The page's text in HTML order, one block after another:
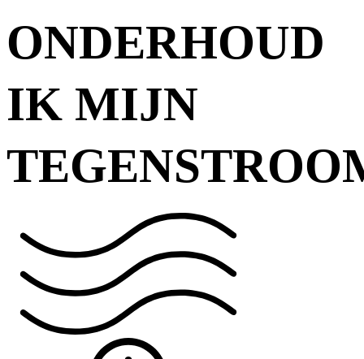
ONDERHOUD
IK MIJN